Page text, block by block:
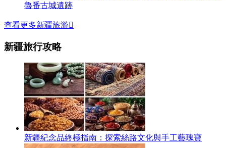
魯番古城遺跡
查看更多新疆旅游
新疆旅行攻略
新疆紀念品終極指南：探索絲路文化與手工藝瑰寶